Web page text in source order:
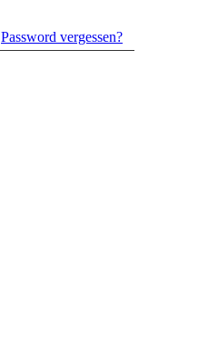
Password vergessen?